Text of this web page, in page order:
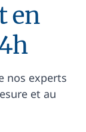
en
nos experts
et au